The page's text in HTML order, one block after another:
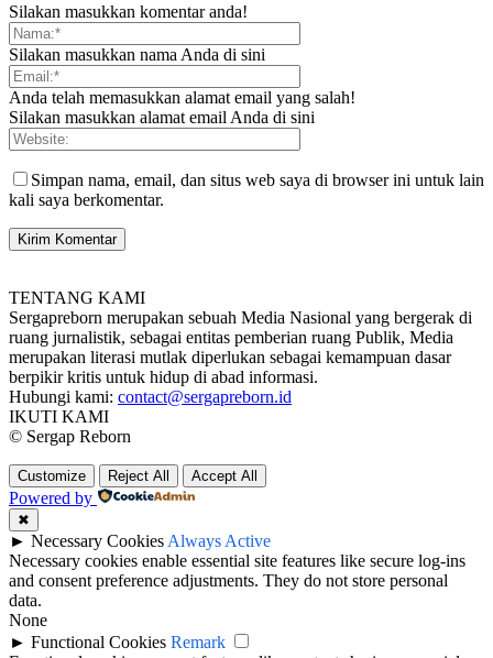
Silakan masukkan komentar anda!
Silakan masukkan nama Anda di sini
Anda telah memasukkan alamat email yang salah!
Silakan masukkan alamat email Anda di sini
Simpan nama, email, dan situs web saya di browser ini untuk lain
kali saya berkomentar.
TENTANG KAMI
Sergapreborn merupakan sebuah Media Nasional yang bergerak di
ruang jurnalistik, sebagai entitas pemberian ruang Publik, Media
merupakan literasi mutlak diperlukan sebagai kemampuan dasar
berpikir kritis untuk hidup di abad informasi.
Hubungi kami: contact@sergapreborn.id
IKUTI KAMI
© Sergap Reborn
Customize Reject All Accept All
Powered by
✖
► Necessary Cookies Always Active
Necessary cookies enable essential site features like secure log-ins
and consent preference adjustments. They do not store personal
data.
None
► Functional Cookies Remark